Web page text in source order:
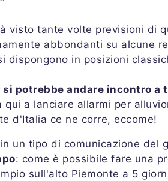
visto tante volte previsioni di
abbondanti su alcune
dispongono in posizioni
si potrebbe andare incontro a
qui a lanciare allarmi per
d'Italia ce ne corre, eccome!
un tipo di comunicazione del
: come è possibile fare una
sull'alto Piemonte a 5